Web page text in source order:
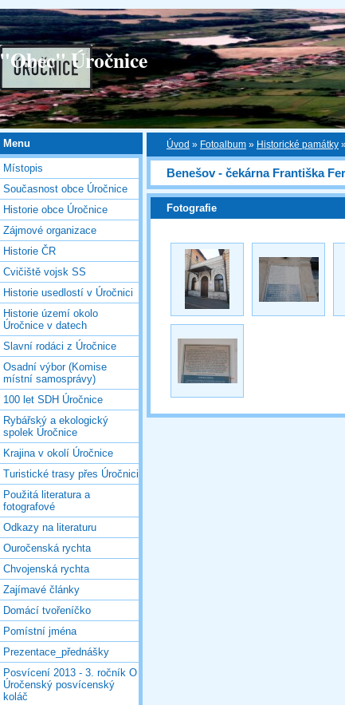
"Obec" Úročnice
Úvod » Fotoalbum » Historické památky
Benešov - čekárna Františka
Fotografie
Menu
Místopis
Současnost obce Úročnice
Historie obce Úročnice
Zájmové organizace
Historie ČR
Cvičiště vojsk SS
Historie usedlostí v Úročnici
Historie území okolo
Úročnice v datech
Slavní rodáci z Úročnice
Osadní výbor (Komise
místní samosprávy)
100 let SDH Úročnice
Rybářský a ekologický
spolek Úročnice
Krajina v okolí Úročnice
Turistické trasy přes Úročnici
Použitá literatura a
fotografové
Odkazy na literaturu
Ouročenská rychta
Chvojenská rychta
Zajímavé články
Domácí tvořeníčko
Pomístní jména
Prezentace_přednášky
Posvícení 2013 - 3. ročník O
Úročenský posvícenský
koláč